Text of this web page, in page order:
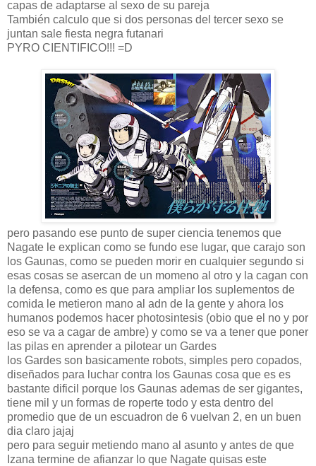
capas de adaptarse al sexo de su pareja
También calculo que si dos personas del tercer sexo se
juntan sale fiesta negra futanari
PYRO CIENTIFICO!!! =D
pero pasando ese punto de super ciencia tenemos que
Nagate le explican como se fundo ese lugar, que carajo son
los Gaunas, como se pueden morir en cualquier segundo si
esas cosas se asercan de un momeno al otro y la cagan con
la defensa, como es que para ampliar los suplementos de
comida le metieron mano al adn de la gente y ahora los
humanos podemos hacer photosintesis (obio que el no y por
eso se va a cagar de ambre) y como se va a tener que poner
las pilas en aprender a pilotear un Gardes
los Gardes son basicamente robots, simples pero copados,
diseñados para luchar contra los Gaunas cosa que es es
bastante dificil porque los Gaunas ademas de ser gigantes,
tiene mil y un formas de roperte todo y esta dentro del
promedio que de un escuadron de 6 vuelvan 2, en un buen
dia claro jajaj
pero para seguir metiendo mano al asunto y antes de que
Izana termine de afianzar lo que Nagate quisas este